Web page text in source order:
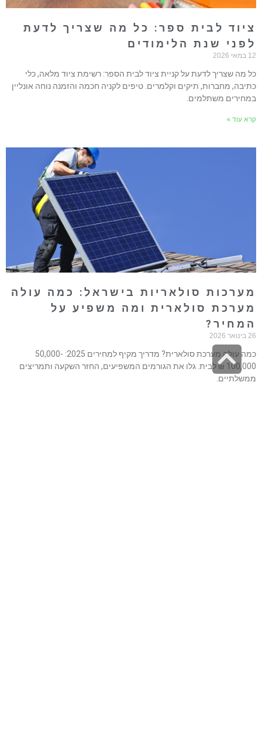
לבית ספר: כל מה שצריך לדעת
שנת הלימודים
מה שצריך לדעת על קניית ציוד לבית הספר: רשימת ציוד מלאה, כלי
מחברות, תיקים וקלמרים. טיפים לקניה חכמה והזמנה נוחה אונליין
משתלמים.
עוד »
סולאריות בישראל: כמה עולה
סולארית ומה משפיע על
כמה עולה מערכת סולארית? מדריך מקיף למחירים 2025: 50,000-
100,000 ₪ לבית. גלו את הגורמים המשפיעים, החזר השקעה ותמריצים
גלילה
לראש